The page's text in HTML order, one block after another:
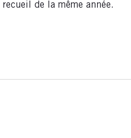
de la même année.